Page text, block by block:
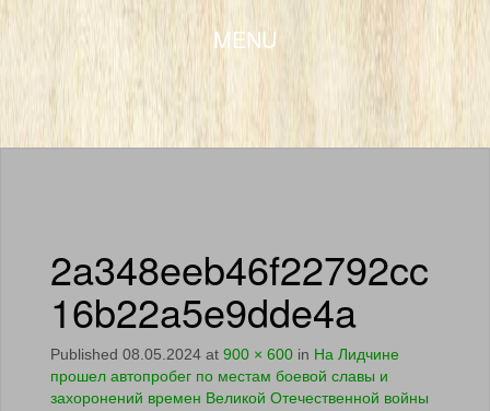
MENU
SKIP TO CONTENT
2a348eeb46f22792cc
16b22a5e9dde4a
Published 08.05.2024 at 900 × 600 in На Лидчине
прошел автопробег по местам боевой славы и
захоронений времен Великой Отечественной войны